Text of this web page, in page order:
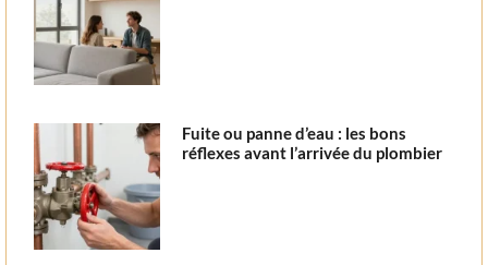
Fuite ou panne d’eau : les bons
réflexes avant l’arrivée du plombier